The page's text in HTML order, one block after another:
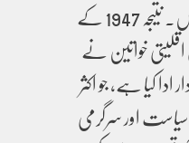
کے عزم کا مظاہرہ کرتی رہیں۔ نتیجہ 1947 کے
خواتین نے
کیا ہے، جو اکثر
اور سرگرمی